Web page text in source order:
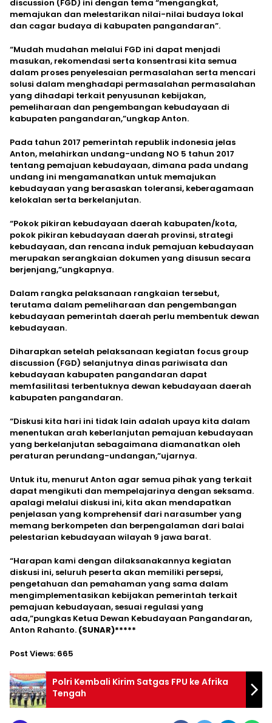
discussion (FGD) ini dengan tema “mengangkat,
memajukan dan melestarikan nilai-nilai budaya lokal
dan cagar budaya di kabupaten pangandaran”.
“Mudah mudahan melalui FGD ini dapat menjadi
masukan, rekomendasi serta konsentrasi kita semua
dalam proses penyelesaian permasalahan serta mencari
solusi dalam menghadapi permasalahan permasalahan
yang dihadapi terkait penyusunan kebijakan,
pemeliharaan dan pengembangan kebudayaan di
kabupaten pangandaran,”ungkap Anton.
Pada tahun 2017 pemerintah republik indonesia jelas
Anton, melahirkan undang-undang NO 5 tahun 2017
tentang pemajuan kebudayaan, dimana pada undang
undang ini mengamanatkan untuk memajukan
kebudayaan yang berasaskan toleransi, keberagamaan
kelokalan serta berkelanjutan.
“Pokok pikiran kebudayaan daerah kabupaten/kota,
pokok pikiran kebudayaan daerah provinsi, strategi
kebudayaan, dan rencana induk pemajuan kebudayaan
merupakan serangkaian dokumen yang disusun secara
berjenjang,”ungkapnya.
Dalam rangka pelaksanaan rangkaian tersebut,
terutama dalam pemeliharaan dan pengembangan
kebudayaan pemerintah daerah perlu membentuk dewan
kebudayaan.
Diharapkan setelah pelaksanaan kegiatan focus group
discussion (FGD) selanjutnya dinas pariwisata dan
kebudayaan kabupaten pangandaran dapat
memfasilitasi terbentuknya dewan kebudayaan daerah
kabupaten pangandaran.
“Diskusi kita hari ini tidak lain adalah upaya kita dalam
menentukan arah keberlanjutan pemajuan kebudayaan
yang berkelanjutan sebagaimana diamanatkan oleh
peraturan perundang-undangan,”ujarnya.
Untuk itu, menurut Anton agar semua pihak yang terkait
dapat mengikuti dan mempelajarinya dengan seksama.
apalagi melalui diskusi ini, kita akan mendapatkan
penjelasan yang komprehensif dari narasumber yang
memang berkompeten dan berpengalaman dari balai
pelestarian kebudayaan wilayah 9 jawa barat.
“Harapan kami dengan dilaksanakannya kegiatan
diskusi ini, seluruh peserta akan memiliki persepsi,
pengetahuan dan pemahaman yang sama dalam
mengimplementasikan kebijakan pemerintah terkait
pemajuan kebudayaan, sesuai regulasi yang
ada,”pungkas Ketua Dewan Kebudayaan Pangandaran,
Anton Rahanto. (SUNAR)*****
Post Views: 665
Polri Kembali Kirim Satgas FPU ke Afrika
Tengah